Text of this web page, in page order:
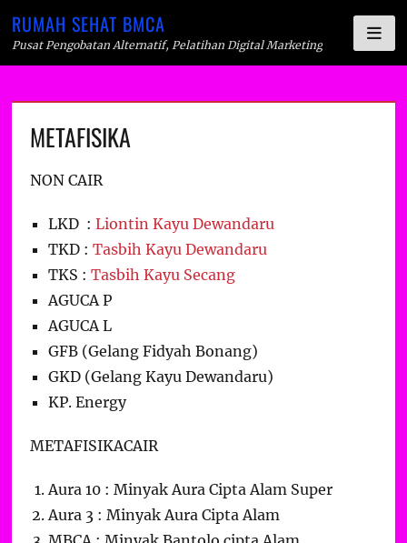
RUMAH SEHAT BMCA
Pusat Pengobatan Alternatif, Pelatihan Digital Marketing
METAFISIKA
NON CAIR
LKD :Liontin Kayu Dewandaru
TKD :Tasbih Kayu Dewandaru
TKS :Tasbih Kayu Secang
AGUCA P
AGUCA L
GFB (Gelang Fidyah Bonang)
GKD (Gelang Kayu Dewandaru)
KP. Energy
METAFISIKACAIR
Aura 10 : Minyak Aura Cipta Alam Super
Aura 3 : Minyak Aura Cipta Alam